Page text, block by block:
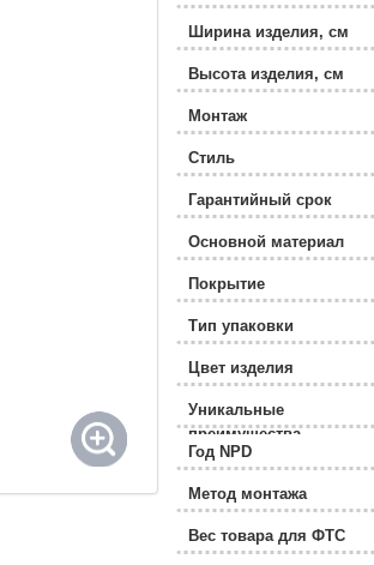
Ширина изделия, см
Высота изделия, см
Монтаж
Стиль
Гарантийный срок
Основной материал
Покрытие
Тип упаковки
Цвет изделия
Уникальные
преимущества
Год NPD
Метод монтажа
Вес товара для ФТС